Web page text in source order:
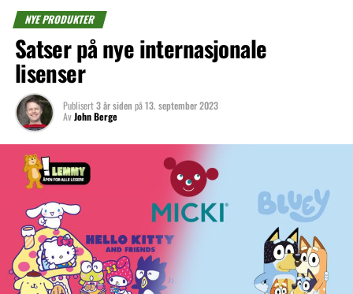
NYE PRODUKTER
Satser på nye internasjonale
lisenser
Publisert3 år siden på13. september 2023
AvJohn Berge